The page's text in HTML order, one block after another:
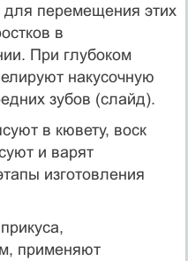
перемещения этих
в
При глубоком
накусочную
зубов (слайд).
в кювету, воск
и варят
изготовления
применяют